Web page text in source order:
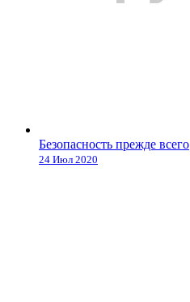
Безопасность прежде всего
24 Июл 2020